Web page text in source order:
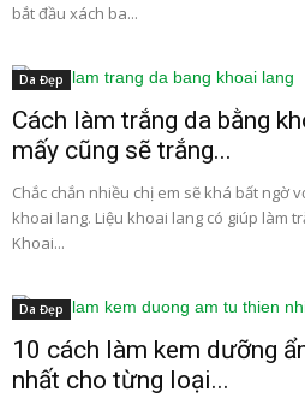
bắt đầu xách ba...
Da Đẹp
Cách làm trắng da bằng
mấy cũng sẽ trắng...
Chắc chắn nhiều chị em sẽ khá bất ngờ
khoai lang. Liệu khoai lang có giúp làm
Khoai...
Da Đẹp
10 cách làm kem dưỡng
nhất cho từng loại...